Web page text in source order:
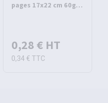
pages 17x22 cm 60g
0,28 € HT
0,34 € TTC